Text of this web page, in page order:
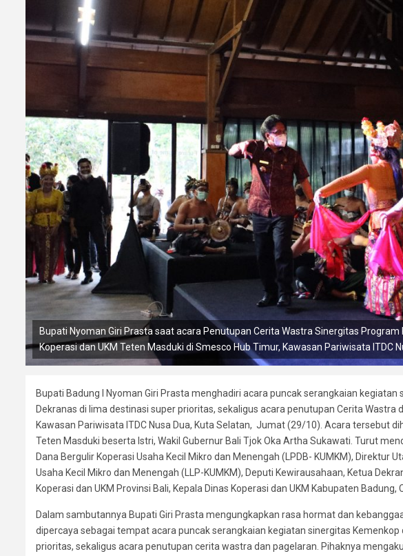
Bupati Nyoman Giri Prasta saat acara Penutupan Cerita Wastra Sinergitas
Koperasi dan UKM Teten Masduki di Smesco Hub Timur, Kawasan Pariwisata ITDC
Bupati Badung I Nyoman Giri Prasta menghadiri acara puncak serangkaian
Dekranas di lima destinasi super prioritas, sekaligus acara penutupan Cerita Wastra
Kawasan Pariwisata ITDC Nusa Dua, Kuta Selatan, Jumat (29/10). Acara tersebut
Teten Masduki beserta Istri, Wakil Gubernur Bali Tjok Oka Artha Sukawati. Turut
Dana Bergulir Koperasi Usaha Kecil Mikro dan Menengah (LPDB- KUMKM), Direktur
Usaha Kecil Mikro dan Menengah (LLP-KUMKM), Deputi Kewirausahaan, Ketua
Koperasi dan UKM Provinsi Bali, Kepala Dinas Koperasi dan UKM Kabupaten
Dalam sambutannya Bupati Giri Prasta mengungkapkan rasa hormat dan
dipercaya sebagai tempat acara puncak serangkaian kegiatan sinergitas Kemenkop
prioritas, sekaligus acara penutupan cerita wastra dan pagelaran. Pihaknya